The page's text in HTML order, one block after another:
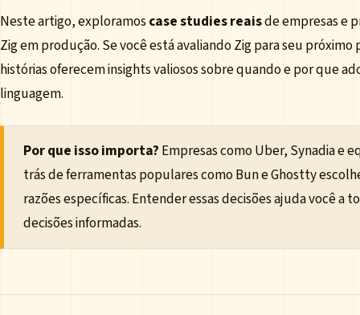
Neste artigo, exploramoscase studies reaisde empresas e
Zig em produção. Se você está avaliando Zig para seu
histórias oferecem insights valiosos sobre quando e por que
linguagem.
Por que isso importa? Empresas como Uber, Synadia e
trás de ferramentas populares como Bun e Ghostty
razões específicas. Entender essas decisões ajuda você a
decisões informadas.